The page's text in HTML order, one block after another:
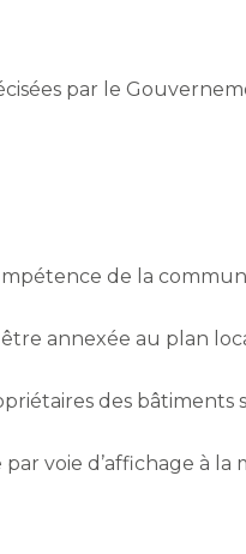
par le
de la
annexée au plan
des bâtiments
voie d’affichage à la